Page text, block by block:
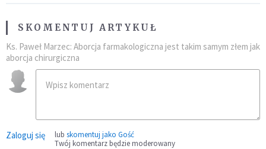
SKOMENTUJ ARTYKUŁ
Ks. Paweł Marzec: Aborcja farmakologiczna jest takim samym złem jak
aborcja chirurgiczna
Zaloguj się lub skomentuj jako Gość
Twój komentarz będzie moderowany